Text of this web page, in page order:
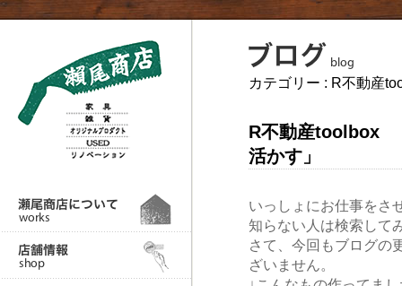
カテゴリー : R不動産
R不動産toolbox
活かす」
いっしょにお仕事をさ
知らない人は検索して
さて、今回もブログの
ざいません。